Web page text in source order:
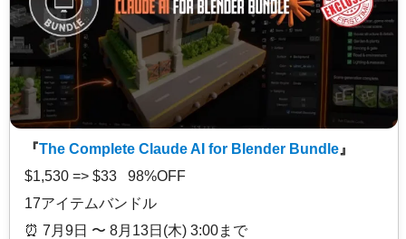
『The Complete Claude AI for Blender Bundle 』
$1,530 => $33 98%OFF
17アイテムバンドル
⏰️ 7月9日 〜 8月13日(木) 3:00まで